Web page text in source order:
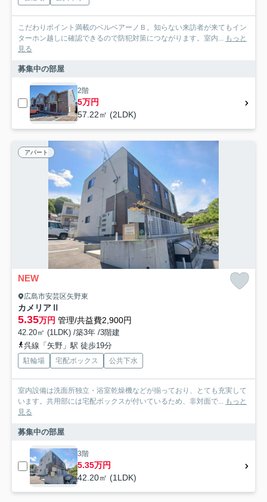
こだわりポイント満載のベルベアーノＢ。知らない来訪者が来てもイン
ターホン越しに確認できるので防犯対策につながります。室内... もっと
見る
募集中の部屋
2階
5万円
57.22㎡ (2LDK)
アパート
NEW
広島市安芸区矢野東
カメリアⅡ
5.35万円 管理/共益費2,900円
42.20㎡ (1LDK) /築3年 /3階建
呉線「矢野」駅 徒歩19分
駐輪場 宅配ボックス 公共下水
室内設備は洗面所独立・浴室乾燥機などが揃っており、とても充実して
います。共用部には宅配ボックスが付いているため、非対面で... もっと
見る
募集中の部屋
3階
5.35万円
42.20㎡ (1LDK)